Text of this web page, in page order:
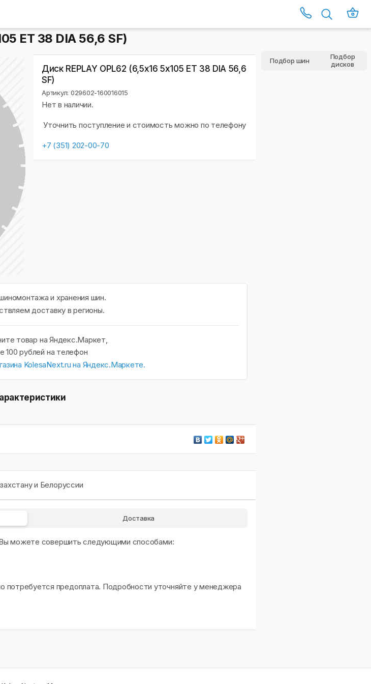
ET 38 DIA 56,6 SF)
Диск REPLAY OPL62 (6,5х16 5x105 ET 38 DIA 56,6
SF)
Артикул: 029602-160016015
Нет в наличии.
Уточнить поступление и стоимость можно по телефону
+7 (351) 202-00-70
и хранения шин.
доставку в регионы.
товар на Яндекс.Маркет,
100 рублей на телефон
и Белоруссии
Доставка
Вы можете совершить следующими способами:
потребуется предоплата. Подробности уточняйте у менеджера
Подбор шин
Подбор
дисков